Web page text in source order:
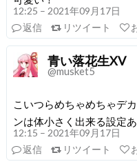
12:25 – 2021年09月17日
返信
リツイート
青い落花生XV
@musket5
こいつらめちゃめちゃデ
ンは体小さく出来る設定あ
12:15 – 2021年09月17日
返信
リツイート